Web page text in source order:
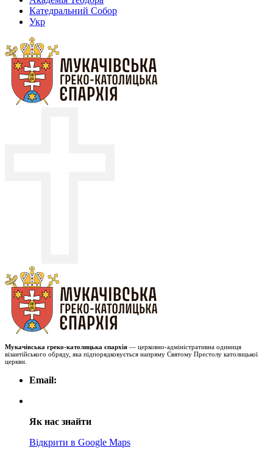
Катедральний Собор
Укр
Мукачівська греко-католицька єпархія — церковно-адміністративна одиниця
візантійського обряду, яка підпорядковується напряму Святому Престолу католицької
церкви.
Email:
Як нас знайти
Відкрити в Google Maps